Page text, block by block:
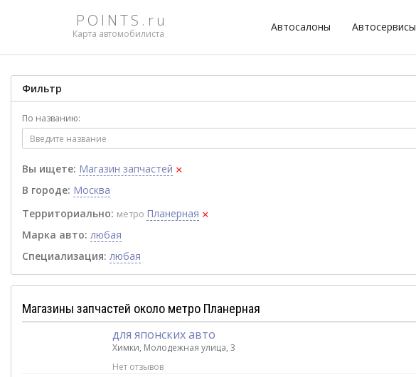
POINTS.ru
Карта автомобилиста
Автосалоны Автосервисы
Фильтр
По названию:
Вы ищете: Магазин запчастей ×
В городе: Москва
Территориально: метро Планерная ×
Марка авто: любая
Специализация: любая
Магазины запчастей около метро Планерная
для японских авто
Химки, Молодежная улица, 3
Нет отзывов